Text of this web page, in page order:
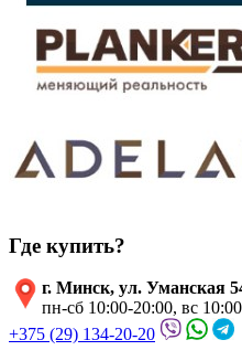
Где купить?
г. Минск, ул. Уманская
пн-сб 10:00-20:00, вс
+375 (29) 134-20-20